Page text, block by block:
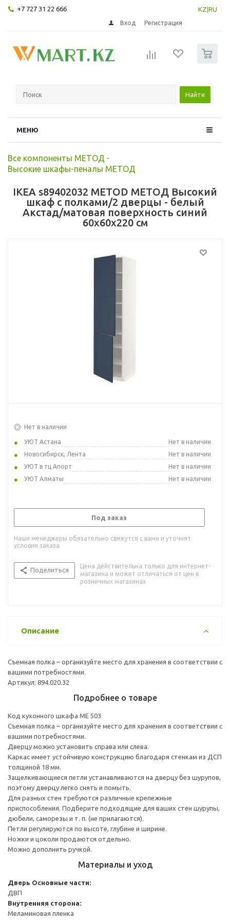
+7 727 31 22 666 KZ RU
Вход Регистрация
Найти
МЕНЮ
Все компоненты МЕТОД -
Высокие шкафы-пеналы МЕТОД
IKEA s89402032 METOD МЕТОД Высокий
шкаф с полками/2 дверцы - белый
Акстад/матовая поверхность синий
60x60x220 см
Нет в наличии
УЮТ Астана
Нет в наличии
Новосибирск, Лента
Нет в наличии
УЮТ в тц Апорт
Нет в наличии
УЮТ Алматы
Нет в наличии
Под заказ
Наши менеджеры обязательно свяжутся с вами и уточнят
условия заказа
Поделиться
Цена действительна только для интернет-
магазина и может отличаться от цен в
розничных магазинах
Описание
Съемная полка – организуйте место для хранения в соответствии с
вашими потребностями.
Артикул: 894.020.32
Подробнее о товаре
Код кухонного шкафа ME 503
Съемная полка – организуйте место для хранения в соответствии с
вашими потребностями.
Дверцу можно установить справа или слева.
Каркас имеет устойчивую конструкцию благодаря стенкам из ДСП
толщиной 18 мм.
Защелкивающиеся петли устанавливаются на дверцу без шурупов,
поэтому дверцу легко снять и помыть.
Для разных стен требуются различные крепежные
приспособления. Подберите подходящие для ваших стен шурупы,
дюбели, саморезы и т. п. (не прилагаются).
Петли регулируются по высоте, глубине и ширине.
Ножки и цоколи продаются отдельно.
Можно дополнить ручкой.
Материалы и уход
Дверь Основные части:
ДВП
Внутренняя сторона:
Меламиновая пленка